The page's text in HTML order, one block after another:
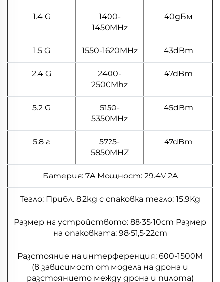
1.4 G
1400-
1450MHz
40дБм
1.5 G 1550-1620MHz 43dBm
2.4 G
2400-
2500Mhz
47dBm
5.2 G
5150-
5350MHz
45dBm
5.8 г
5725-
5850MHZ
47dBm
Батерия: 7A Мощност: 29.4V 2A
Тегло: Прибл. 8,2kg с опаковка тегло: 15,9Kg
Размер на устройството: 88·35·10cm Размер
на опаковката: 98·51,5·22cm
Разстояние на интерференция: 600-1500M
(в зависимост от модела на дронa и
разстоянието между дрона и пилота)